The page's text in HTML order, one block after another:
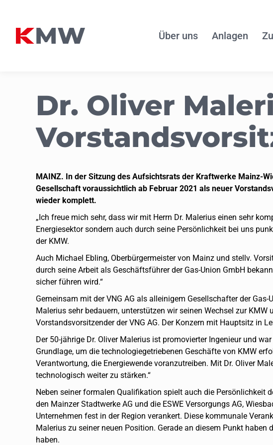
Über uns Anlagen
Dr. Oliver
MAINZ. In der Sitzung des Aufsichtsrats der Kraftwerke Mainz-
Gesellschaft voraussichtlich ab Februar 2021 als neuer
wieder komplett.
„Ich freue mich sehr, dass wir mit Herrn Dr. Malerius einen sehr
Energiesektor sondern auch durch seine Persönlichkeit bei uns
der KMW.
Auch Michael Ebling, Oberbürgermeister von Mainz und stellv.
durch seine Arbeit als Geschäftsführer der Gas-Union GmbH
sicher führen wird.“
Gemeinsam mit der VNG AG als alleinigem Gesellschafter der
Malerius sehr bedauern, unterstützen wir seinen Wechsel zur
Vorstandsvorsitzender der VNG AG. Der Konzern mit Hauptsitz in
Der 50-jährige Dr. Oliver Malerius ist promovierter Ingenieur und
Grundlage, um die technologiegetriebenen Geschäfte von KMW
Verantwortung, die Energiewende voranzutreiben. Mit Dr. Oliver
technologisch weiter zu stärken.“
Neben seiner formalen Qualifikation spielt auch die Persönlichkeit
den Mainzer Stadtwerke AG und die ESWE Versorgungs AG,
Unternehmen fest in der Region verankert. Diese kommunale
Malerius zu seiner neuen Position. Gerade an diesem Punkt
haben.